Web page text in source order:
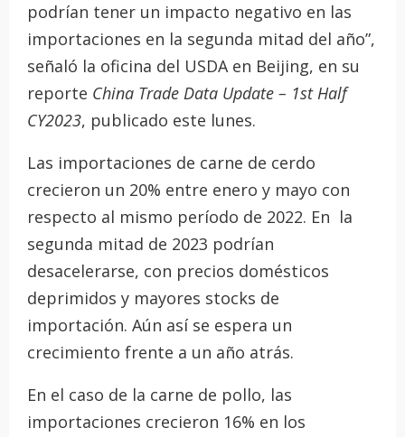
podrían tener un impacto negativo en las
importaciones en la segunda mitad del año”,
señaló la oficina del USDA en Beijing, en su
reporte China Trade Data Update – 1st Half
CY2023, publicado este lunes.
Las importaciones de carne de cerdo
crecieron un 20% entre enero y mayo con
respecto al mismo período de 2022. En la
segunda mitad de 2023 podrían
desacelerarse, con precios domésticos
deprimidos y mayores stocks de
importación. Aún así se espera un
crecimiento frente a un año atrás.
En el caso de la carne de pollo, las
importaciones crecieron 16% en los